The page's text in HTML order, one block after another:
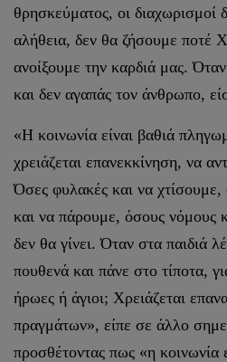
θρησκεύματος, οι διαχωρισμοί
αλήθεια, δεν θα ζήσουμε ποτέ
ανοίξουμε την καρδιά μας.
και δεν αγαπάς τον άνθρωπο,
«Η κοινωνία είναι βαθιά
χρειάζεται επανεκκίνηση, να
Όσες φυλακές και να
και να πάρουμε, όσους νόμους
δεν θα γίνει. Όταν στα παιδιά
πουθενά και πάνε στο τίποτα,
ήρωες ή άγιοι; Χρειάζεται
πραγμάτων», είπε σε άλλο
προσθέτοντας πως «η κοινωνία